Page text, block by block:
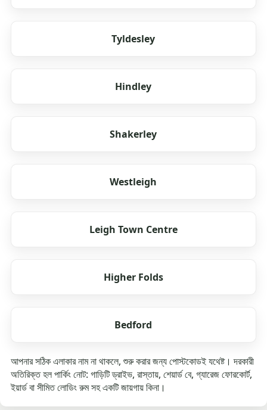
Tyldesley
Hindley
Shakerley
Westleigh
Leigh Town Centre
Higher Folds
Bedford
আপনার সঠিক এলাকার নাম না থাকলে, শুরু করার জন্য পোস্টকোডই যথেষ্ট। দরকারী
অতিরিক্ত হল পার্কিং নোট: গাড়িটি ড্রাইভ, রাস্তায়, শেয়ার্ড বে, গ্যারেজ ফোরকোর্ট,
ইয়ার্ড বা সীমিত লোডিং রুম সহ একটি জায়গায় কিনা।